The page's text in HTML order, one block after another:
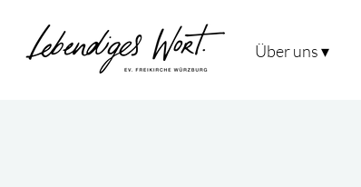
Über uns ▾